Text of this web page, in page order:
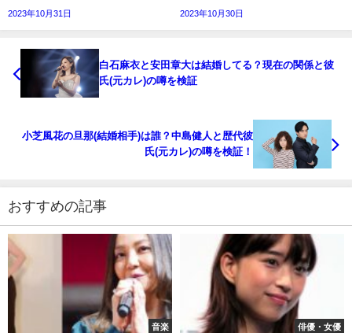
2023年10月31日 2023年10月30日
白石麻衣と安田章大は結婚してる？現在の関係と彼
氏(元カレ)の噂を検証
小芝風花の旦那(結婚相手)は誰？中島健人と歴代彼
氏(元カレ)の噂を検証！
おすすめの記事
音楽 俳優・女優